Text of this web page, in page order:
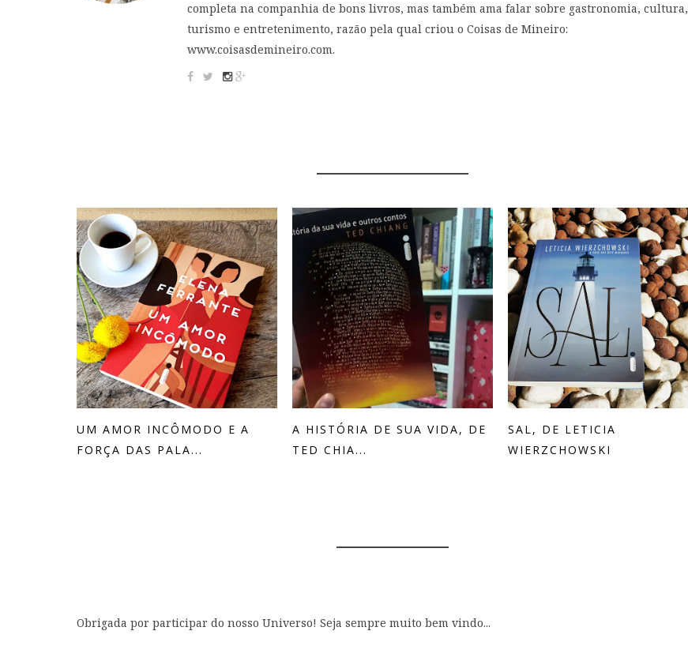
completa na companhia de bons livros, mas também ama falar sobre gastronomia, cultura,
turismo e entretenimento, razão pela qual criou o Coisas de Mineiro:
www.coisasdemineiro.com.
UM AMOR INCÔMODO E A
FORÇA DAS PALA...
A HISTÓRIA DE SUA VIDA, DE
TED CHIA...
SAL, DE LETICIA
WIERZCHOWSKI
Obrigada por participar do nosso Universo! Seja sempre muito bem vindo...